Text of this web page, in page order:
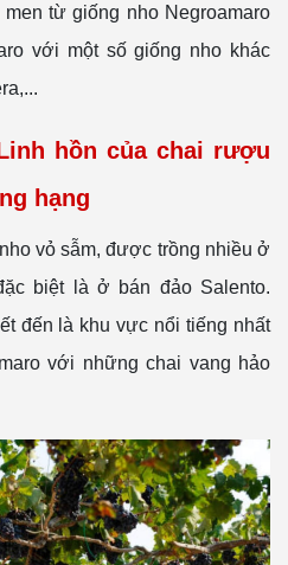
từ giống nho Negroamaro
với một số giống nho khác
hồn của chai rượu
hạng
vỏ sẫm, được trồng nhiều ở
biệt là ở bán đảo Salento.
đến là khu vực nổi tiếng nhất
với những chai vang hảo